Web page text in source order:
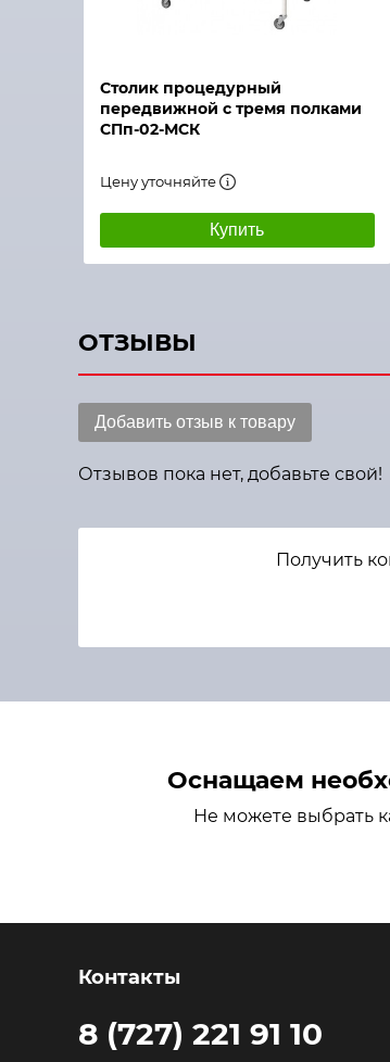
Столик процедурный
передвижной с тремя полками
СПп-02-МСК
Цену уточняйте
Купить
ОТЗЫВЫ
Добавить отзыв к товару
Отзывов пока нет, добавьте свой!
Получить
Оснащаем
Не можете выбрать
Контакты
8 (727) 221 91 10